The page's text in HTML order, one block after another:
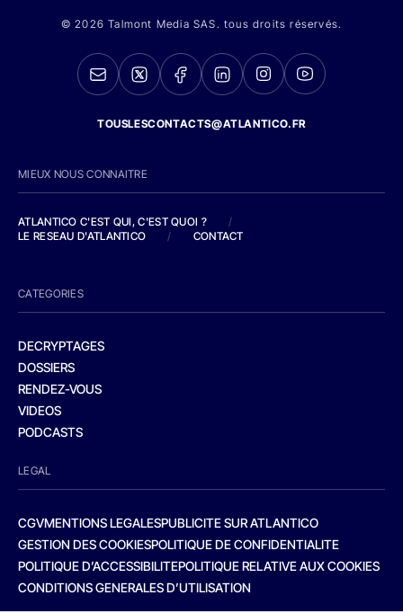
© 2026 Talmont Media SAS. tous droits réservés.
TOUSLESCONTACTS@ATLANTICO.FR
MIEUX NOUS CONNAITRE
ATLANTICO C'EST QUI, C'EST QUOI ?
/
LE RESEAU D'ATLANTICO
/ CONTACT
CATEGORIES
DECRYPTAGES
DOSSIERS
RENDEZ-VOUS
VIDEOS
PODCASTS
LEGAL
CGVMENTIONS LEGALESPUBLICITE SUR ATLANTICO
GESTION DES COOKIESPOLITIQUE DE CONFIDENTIALITE
POLITIQUE D’ACCESSIBILITEPOLITIQUE RELATIVE AUX COOKIES
CONDITIONS GENERALES D’UTILISATION